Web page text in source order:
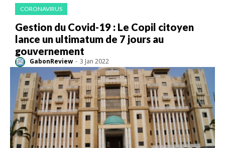
CORONAVIRUS
Gestion du Covid-19 : Le Copil citoyen
lance un ultimatum de 7 jours au
gouvernement
GabonReview - 3 Jan 2022